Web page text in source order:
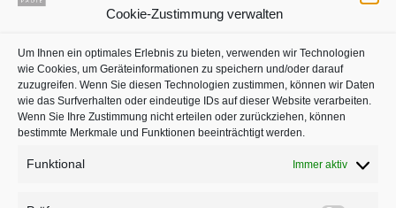
Cookie-Zustimmung verwalten
Um Ihnen ein optimales Erlebnis zu bieten, verwenden wir Technologien
wie Cookies, um Geräteinformationen zu speichern und/oder darauf
zuzugreifen. Wenn Sie diesen Technologien zustimmen, können wir Daten
wie das Surfverhalten oder eindeutige IDs auf dieser Website verarbeiten.
Wenn Sie Ihre Zustimmung nicht erteilen oder zurückziehen, können
bestimmte Merkmale und Funktionen beeinträchtigt werden.
Funktional Immer aktiv
Kieferorthopäden oder
in Köln aufjameda